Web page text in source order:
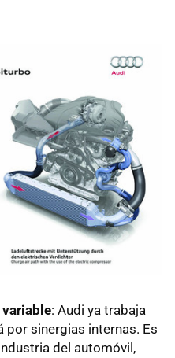
: Audi ya trabaja
por sinergias internas. Es
del automóvil,